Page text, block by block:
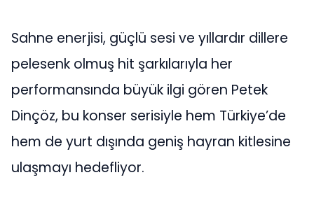
Sahne enerjisi, güçlü sesi ve yıllardır dillere
pelesenk olmuş hit şarkılarıyla her
performansında büyük ilgi gören Petek
Dinçöz, bu konser serisiyle hem Türkiye’de
hem de yurt dışında geniş hayran kitlesine
ulaşmayı hedefliyor.